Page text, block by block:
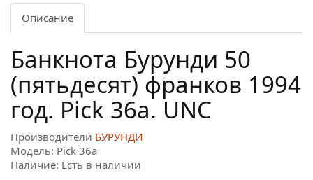
Описание
Банкнота Бурунди 50
(пятьдесят) франков 1994
год. Pick 36a. UNC
Производители БУРУНДИ
Модель: Pick 36a
Наличие: Есть в наличии